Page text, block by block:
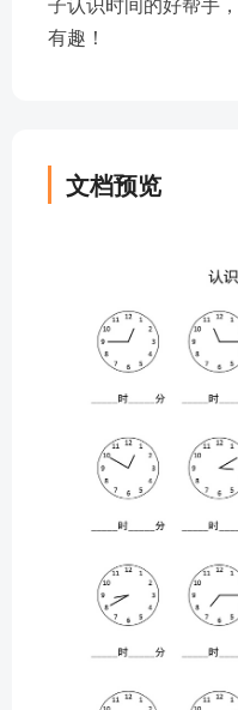
有趣！
文档预览